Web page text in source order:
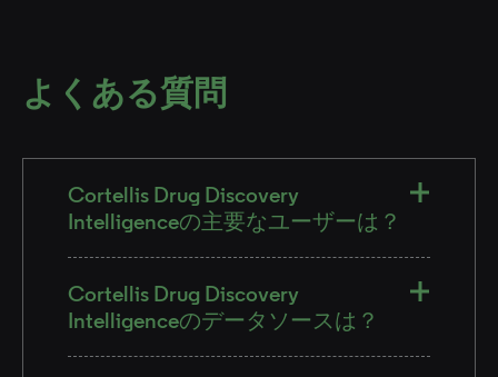
よくある質問
Cortellis Drug Discovery
Intelligenceの主要なユーザーは？
Cortellis Drug Discovery
Intelligenceのデータソースは？